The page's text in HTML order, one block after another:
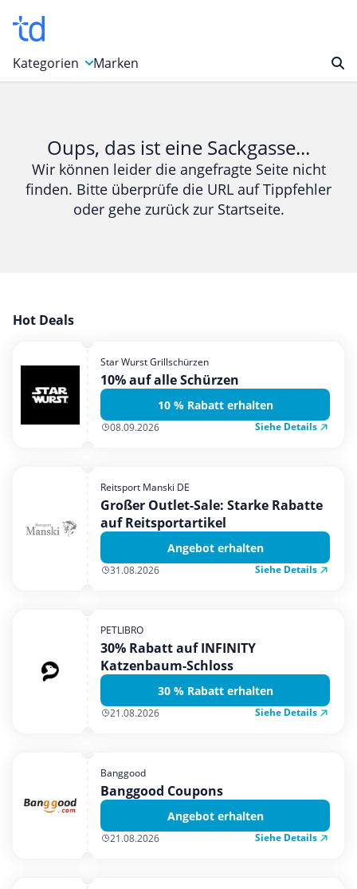
Kategorien
Bücher & Magazine
Computer & Elektronik
Entertainment & Media
Garten, Haushalt & Tiere
Mobilfunk & Internet
Mode & Accessoires
Shopping
Urlaub & Reise
Marken
Oups, das ist eine Sackgasse...
Wir können leider die angefragte Seite nicht
finden. Bitte überprüfe die URL auf Tippfehler
oder gehe zurück zur Startseite.
Hot Deals
Star Wurst Grillschürzen
10% auf alle Schürzen
10 % Rabatt erhalten
08.09.2026 Siehe Details
Reitsport Manski DE
Großer Outlet-Sale: Starke Rabatte
auf Reitsportartikel
Angebot erhalten
31.08.2026 Siehe Details
PETLIBRO
30% Rabatt auf INFINITY
Katzenbaum-Schloss
30 % Rabatt erhalten
21.08.2026 Siehe Details
Banggood
Banggood Coupons
Angebot erhalten
21.08.2026 Siehe Details